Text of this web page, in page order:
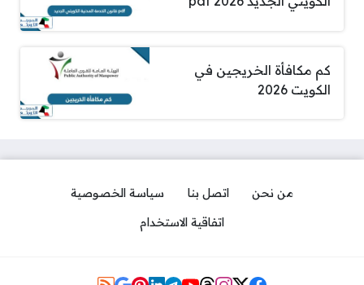
كم مكافأة الخريجين في
الكويت 2026
من نحن اتصل بنا
سياسة الخصوصية
اتفاقية الاستخدام